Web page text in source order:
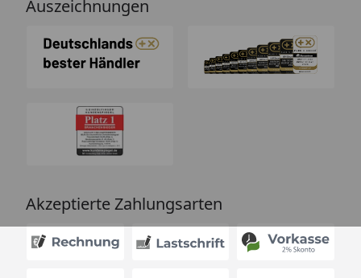
Auszeichnungen
Akzeptierte Zahlungsarten